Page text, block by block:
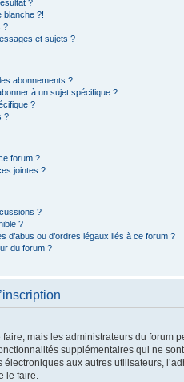
?
blanche ?!
?
et sujets ?
abonnements ?
à un sujet spécifique ?
?
?
forum ?
jointes ?
?
?
ou d’ordres légaux liés à ce forum ?
du forum ?
faire, mais les administrateurs du
supplémentaires qui ne
aux autres utilisateurs,
le faire.